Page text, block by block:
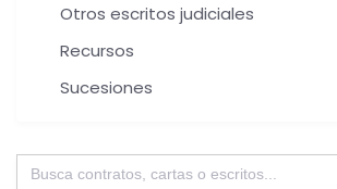
Otros escritos judiciales
Recursos
Sucesiones
Buscar: